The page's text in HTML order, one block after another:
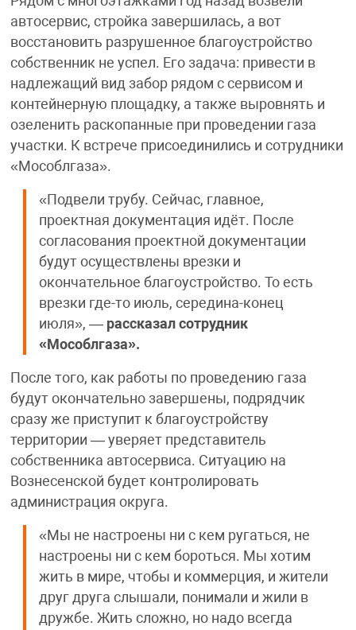
автосервис, стройка завершилась, а вот
восстановить разрушенное благоустройство
собственник не успел. Его задача: привести в
надлежащий вид забор рядом с сервисом и
контейнерную площадку, а также выровнять и
озеленить раскопанные при проведении газа
участки. К встрече присоединились и сотрудники
«Мособлгаза».
«Подвели трубу. Сейчас, главное,
проектная документация идёт. После
согласования проектной документации
будут осуществлены врезки и
окончательное благоустройство. То есть
врезки где-то июль, середина-конец
июля», —рассказал сотрудник
«Мособлгаза».
После того, как работы по проведению газа
будут окончательно завершены, подрядчик
сразу же приступит к благоустройству
территории — уверяет представитель
собственника автосервиса. Ситуацию на
Вознесенской будет контролировать
администрация округа.
«Мы не настроены ни с кем ругаться, не
настроены ни с кем бороться. Мы хотим
жить в мире, чтобы и коммерция, и жители
друг друга слышали, понимали и жили в
дружбе. Жить сложно, но надо всегда